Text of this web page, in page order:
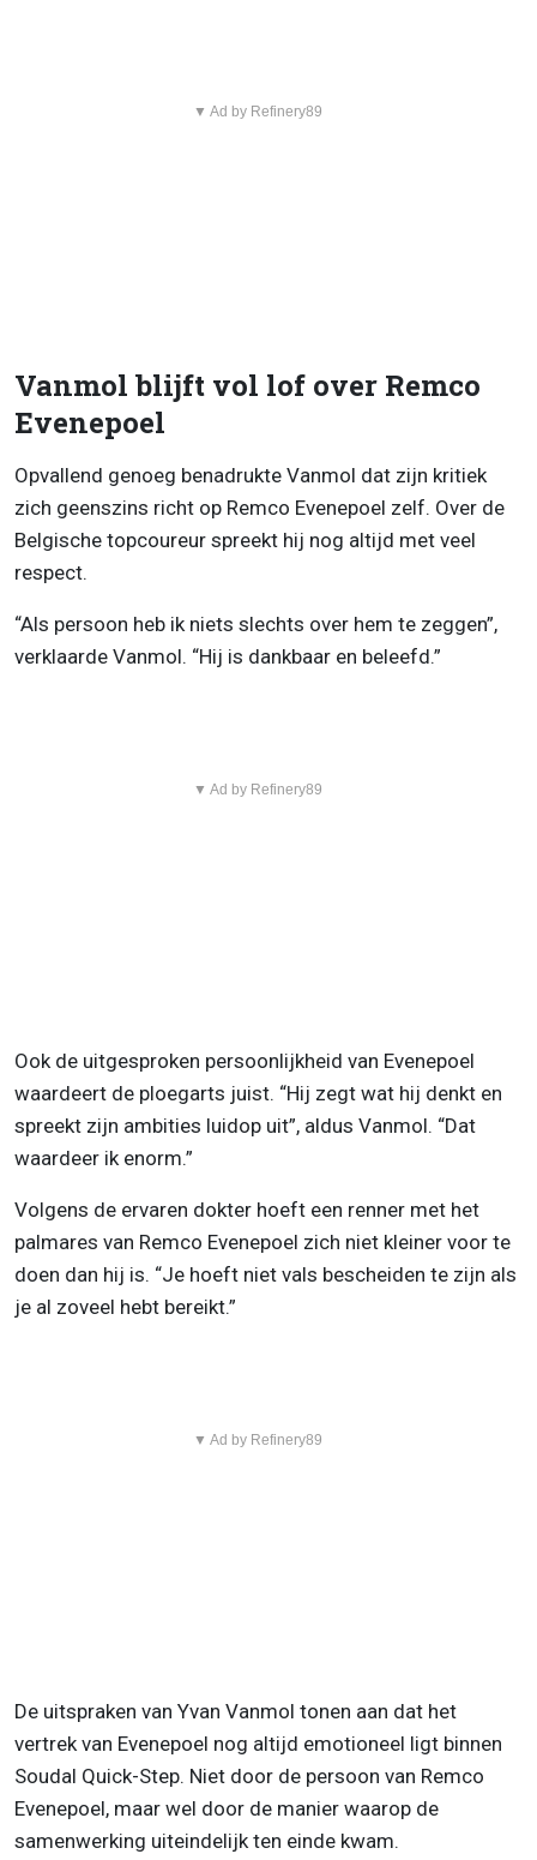
▼ Ad by Refinery89
Vanmol blijft vol lof over Remco
Evenepoel
Opvallend genoeg benadrukte Vanmol dat zijn kritiek
zich geenszins richt op Remco Evenepoel zelf. Over de
Belgische topcoureur spreekt hij nog altijd met veel
respect.
“Als persoon heb ik niets slechts over hem te zeggen”,
verklaarde Vanmol. “Hij is dankbaar en beleefd.”
▼ Ad by Refinery89
Ook de uitgesproken persoonlijkheid van Evenepoel
waardeert de ploegarts juist. “Hij zegt wat hij denkt en
spreekt zijn ambities luidop uit”, aldus Vanmol. “Dat
waardeer ik enorm.”
Volgens de ervaren dokter hoeft een renner met het
palmares van Remco Evenepoel zich niet kleiner voor te
doen dan hij is. “Je hoeft niet vals bescheiden te zijn als
je al zoveel hebt bereikt.”
▼ Ad by Refinery89
De uitspraken van Yvan Vanmol tonen aan dat het
vertrek van Evenepoel nog altijd emotioneel ligt binnen
Soudal Quick-Step. Niet door de persoon van Remco
Evenepoel, maar wel door de manier waarop de
samenwerking uiteindelijk ten einde kwam.